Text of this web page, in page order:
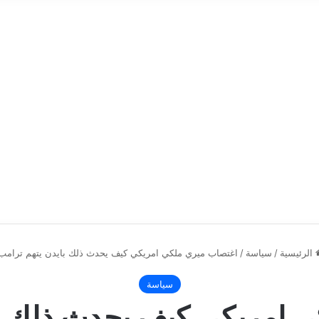
الرئيسية / سياسة / اغتصاب ميري ملكي امريكي كيف يحدث ذلك بايدن يتهم
سياسة